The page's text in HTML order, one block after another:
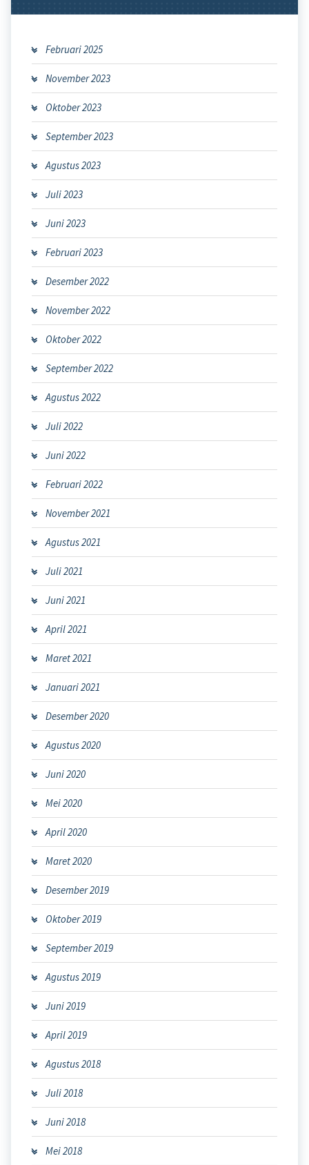
Februari 2025
November 2023
Oktober 2023
September 2023
Agustus 2023
Juli 2023
Juni 2023
Februari 2023
Desember 2022
November 2022
Oktober 2022
September 2022
Agustus 2022
Juli 2022
Juni 2022
Februari 2022
November 2021
Agustus 2021
Juli 2021
Juni 2021
April 2021
Maret 2021
Januari 2021
Desember 2020
Agustus 2020
Juni 2020
Mei 2020
April 2020
Maret 2020
Desember 2019
Oktober 2019
September 2019
Agustus 2019
Juni 2019
April 2019
Agustus 2018
Juli 2018
Juni 2018
Mei 2018